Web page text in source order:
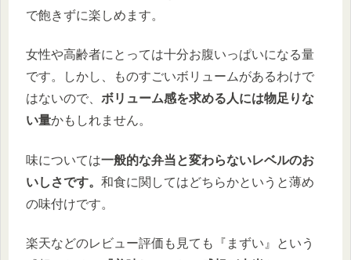
で飽きずに楽しめます。
女性や高齢者にとっては十分お腹いっぱいになる量
です。しかし、ものすごいボリュームがあるわけで
はないので、 ボリューム感を求める人には物足りな
い量かもしれません。
味については一般的な弁当と変わらないレベルのお
いしさです。 和食に関してはどちらかというと薄め
の味付けです。
楽天などのレビュー評価も見ても『まずい』という